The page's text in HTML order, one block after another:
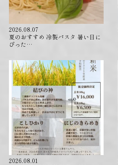
2026.08.07
夏のおすすめ 冷製パスタ 暑い日に
ぴった…
2026.08.01